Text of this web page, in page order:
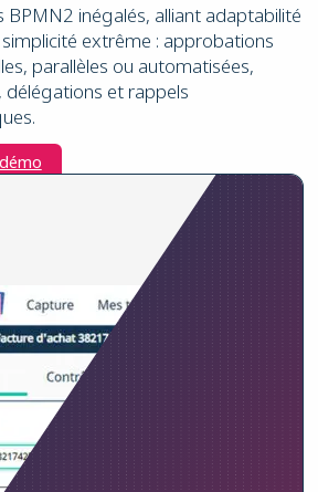
BPMN2 inégalés, alliant adaptabilité
extrême : approbations
parallèles ou automatisées,
délégations et rappels